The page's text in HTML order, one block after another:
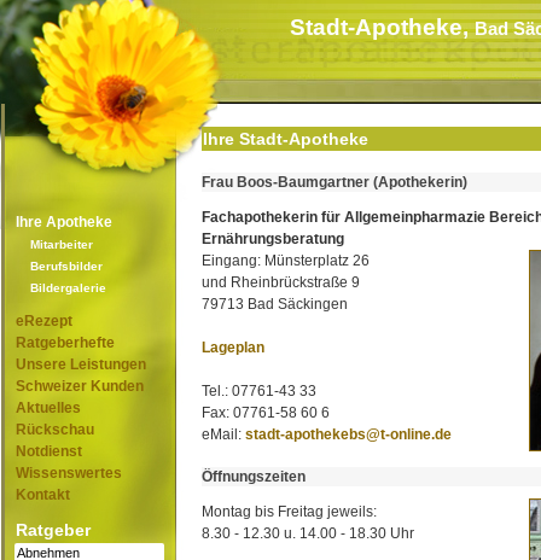
Stadt-Apotheke,Bad
Ihre Apotheke
Mitarbeiter
Berufsbilder
Bildergalerie
eRezept
Ratgeberhefte
Unsere Leistungen
Schweizer Kunden
Aktuelles
Rückschau
Notdienst
Wissenswertes
Kontakt
Ratgeber
Ihre Stadt-Apotheke
Frau Boos-Baumgartner (Apothekerin)
Fachapothekerin für Allgemeinpharmazie
Ernährungsberatung
Eingang: Münsterplatz 26
und Rheinbrückstraße 9
79713 Bad Säckingen
Lageplan
Tel.: 07761-43 33
Fax: 07761-58 60 6
eMail: stadt-apothekebs@t-online.de
Öffnungszeiten
Montag bis Freitag jeweils:
8.30 - 12.30 u. 14.00 - 18.30 Uhr